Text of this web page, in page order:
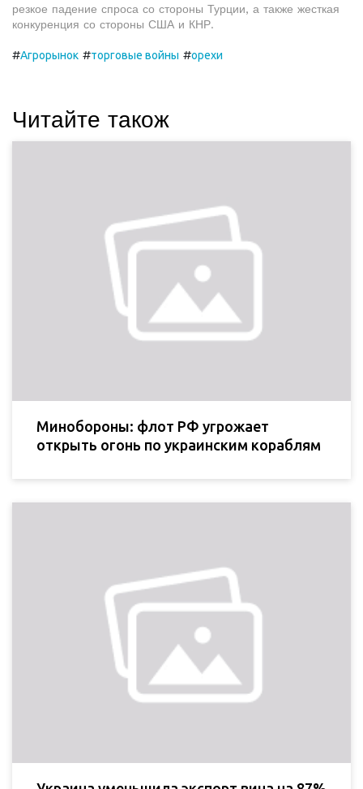
резкое падение спроса со стороны Турции, а также жесткая
конкуренция со стороны США и КНР.
#Агрорынок #торговые войны #орехи
Читайте також
Минобороны: флот РФ угрожает
открыть огонь по украинским кораблям